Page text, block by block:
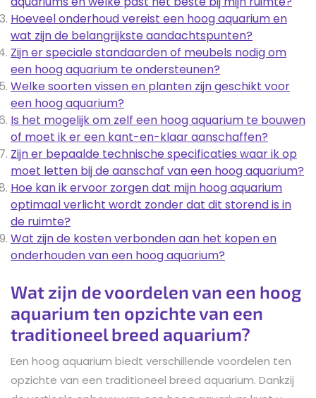
Hoeveel onderhoud vereist een hoog aquarium en
wat zijn de belangrijkste aandachtspunten?
Zijn er speciale standaarden of meubels nodig om
een hoog aquarium te ondersteunen?
Welke soorten vissen en planten zijn geschikt voor
een hoog aquarium?
Is het mogelijk om zelf een hoog aquarium te bouwen
of moet ik er een kant-en-klaar aanschaffen?
Zijn er bepaalde technische specificaties waar ik op
moet letten bij de aanschaf van een hoog aquarium?
Hoe kan ik ervoor zorgen dat mijn hoog aquarium
optimaal verlicht wordt zonder dat dit storend is in
de ruimte?
Wat zijn de kosten verbonden aan het kopen en
onderhouden van een hoog aquarium?
Wat zijn de voordelen van een hoog
aquarium ten opzichte van een
traditioneel breed aquarium?
Een hoog aquarium biedt verschillende voordelen ten
opzichte van een traditioneel breed aquarium. Dankzij